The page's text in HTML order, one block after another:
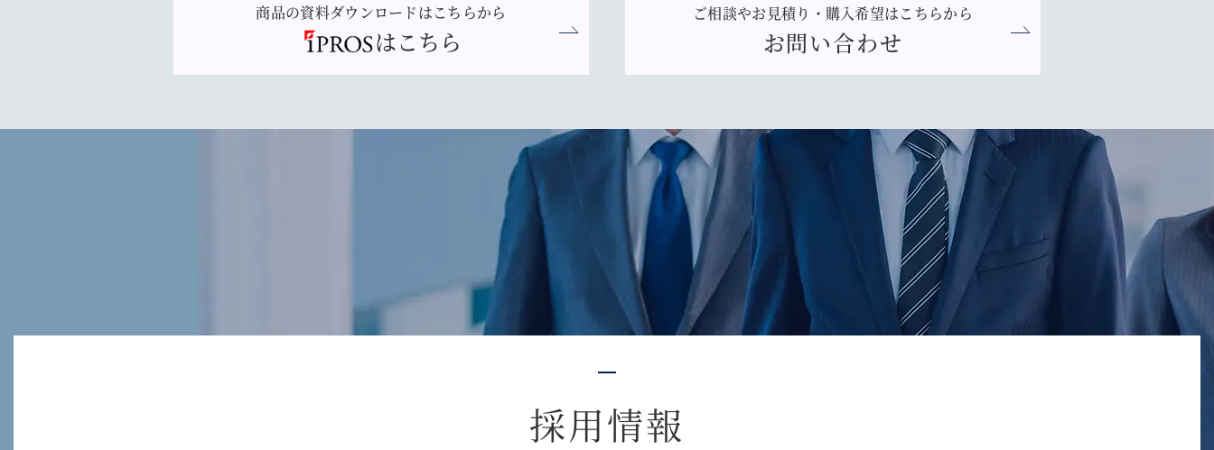
商品の資料ダウンロードはこちらから
はこちら
ご相談やお見積り・購入希望はこちらから
お問い合わせ
採用情報